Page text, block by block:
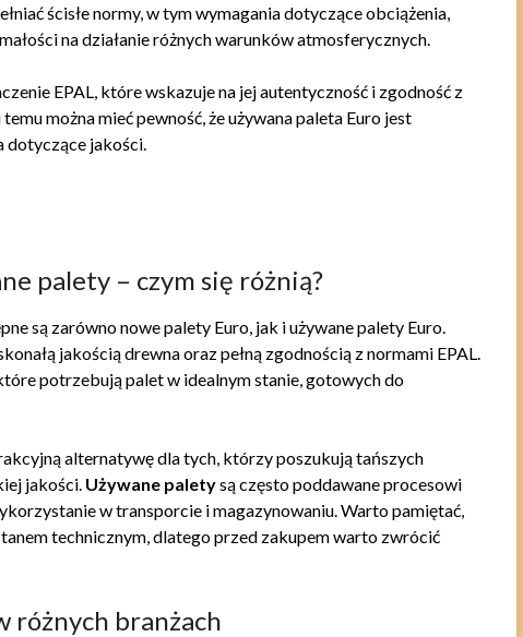
ścisłe normy, w tym wymagania dotyczące obciążenia,
na działanie różnych warunków atmosferycznych.
EPAL, które wskazuje na jej autentyczność i zgodność z
można mieć pewność, że używana paleta Euro jest
dotyczące jakości.
palety – czym się różnią?
są zarówno nowe palety Euro, jak i używane palety Euro.
jakością drewna oraz pełną zgodnością z normami EPAL.
potrzebują palet w idealnym stanie, gotowych do
alternatywę dla tych, którzy poszukują tańszych
jakości. Używane paletysą często poddawane procesowi
w transporcie i magazynowaniu. Warto pamiętać,
technicznym, dlatego przed zakupem warto zwrócić
różnych branżach